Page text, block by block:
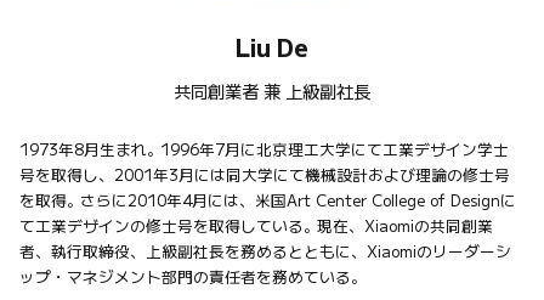
Liu De
共同創業者 兼 上級副社長
1973年8月生まれ。1996年7月に北京理工大学にて工業デザイン学士
号を取得し、2001年3月には同大学にて機械設計および理論の修士号
を取得。さらに2010年4月には、米国Art Center College of Designに
て工業デザインの修士号を取得している。現在、Xiaomiの共同創業
者、執行取締役、上級副社長を務めるとともに、Xiaomiのリーダーシ
ップ・マネジメント部門の責任者を務めている。